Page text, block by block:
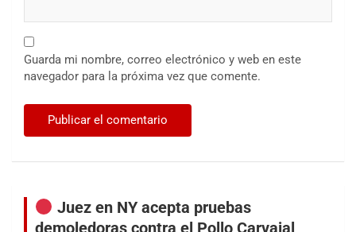
Guarda mi nombre, correo electrónico y web en este
navegador para la próxima vez que comente.
Juez en NY acepta pruebas
demoledoras contra el Pollo Carvajal